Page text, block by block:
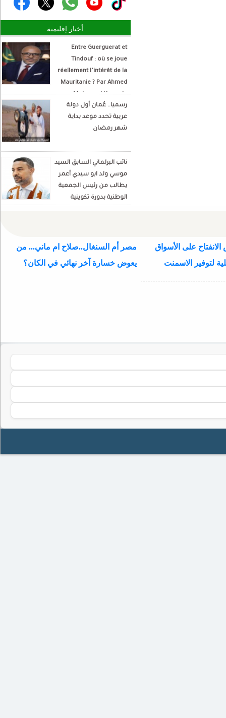
أخبار إقليمية
Entre Guerguerat et
Tindouf : où se joue
réellement l’intérêt de la
Mauritanie ? Par Ahmed
Mohamed Hamada
Écrivain et analyste
politique
رسميا.. عُمان أول دولة
عربية تحدد موعد بداية
شهر رمضان
نائب البرلماني السابق السيد
موسي ولد ابو سيدي أعمر
يطالب من رئيس الجمعية
الوطنية بدورة تكوينية
للنواب الجديد
على الأسواق
لتوفير الاسمنت
مصر أم السنغال..صلاح ام ماني... من
يعوض خسارة آخر نهائي في الكان؟